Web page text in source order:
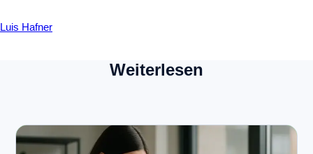
Luis Hafner
Weiterlesen